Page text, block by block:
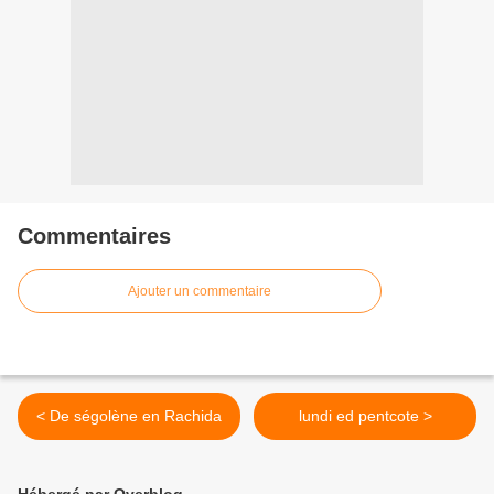
Commentaires
Ajouter un commentaire
< De ségolène en Rachida lundi ed pentcote >